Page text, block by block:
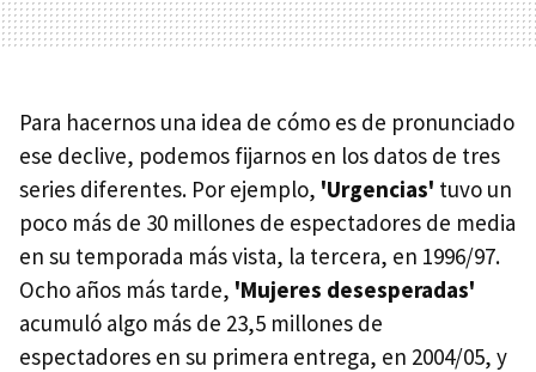
Para hacernos una idea de cómo es de pronunciado
ese declive, podemos fijarnos en los datos de tres
series diferentes. Por ejemplo, 'Urgencias' tuvo un
poco más de 30 millones de espectadores de media
en su temporada más vista, la tercera, en 1996/97.
Ocho años más tarde, 'Mujeres desesperadas'
acumuló algo más de 23,5 millones de
espectadores en su primera entrega, en 2004/05, y